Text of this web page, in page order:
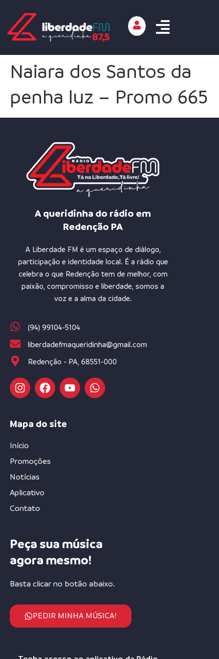
Naiara dos Santos da
penha luz – Promo 665
A queridinha do rádio em
Redenção PA
A Liberdade FM é um espaço de diálogo,
participação e identidade local. É a rádio que
celebra o que Redenção tem de melhor, com
paixão, compromisso e liberdade, somos a
voz e a alma da cidade.
(94) 99104-5104
liberdadefmaqueridinha@gmail.com
Redenção - PA, 68551-000
Mapa do site
Início
Promoções
Notícias
Aplicativo
Contato
Peça sua música
agora mesmo!
Basta clicar no botão abaixo.
PEDIR MINHA MÚSICA!